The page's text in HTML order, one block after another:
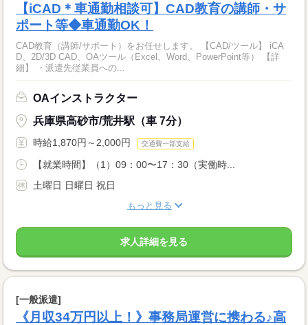
【iCAD＊車通勤相談可】CAD教育の講師・サ
ポート等◆車通勤OK！
CAD教育（講師/サポート）をお任せします。 【CAD/ツール】 iCA
D、2D/3D CAD、OAツール（Excel、Word、PowerPoint等） 【詳
細】 ・派遣先従業員への...
OAインストラクター
兵庫県高砂市/荒井駅（車 7分）
時給1,870円～2,000円 交通費一部支給
【就業時間】（1）09：00〜17：30（実働時...
土曜日 日曜日 祝日
もっと見る
求人詳細を見る
[一般派遣]
《月収34万円以上！》事務局運営に携わる♪高